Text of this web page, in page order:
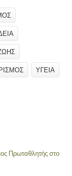
ΥΓΕΙΑ
Πρωταθλητής στο